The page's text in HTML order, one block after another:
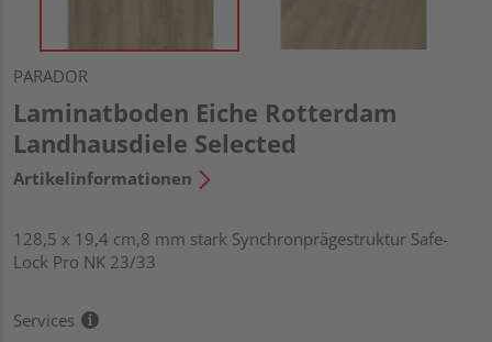
PARADOR
Laminatboden Eiche Rotterdam
Landhausdiele Selected
Artikelinformationen
128,5 x 19,4 cm,8 mm stark Synchronprägestruktur Safe-
Lock Pro NK 23/33
Services